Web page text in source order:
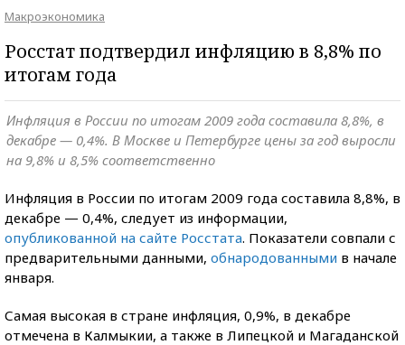
Макроэкономика
Росстат подтвердил инфляцию в 8,8% по
итогам года
Инфляция в России по итогам 2009 года составила 8,8%, в
декабре — 0,4%. В Москве и Петербурге цены за год выросли
на 9,8% и 8,5% соответственно
Инфляция в России по итогам 2009 года составила 8,8%, в
декабре — 0,4%, следует из информации,
опубликованной на сайте Росстата. Показатели совпали с
предварительными данными, обнародованными в начале
января.
Самая высокая в стране инфляция, 0,9%, в декабре
отмечена в Калмыкии, а также в Липецкой и Магаданской